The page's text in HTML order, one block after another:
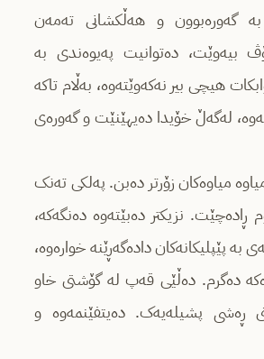
گەورەبوون و هەڵکشانی تەمەن
بیەوێت، دەتوانیت پەیوەندی بە
هیچی بیر نەکەوێتەوە، بەڵام تاکە
لەگەڵ خۆیدا دەیهێنێت و گەورەی
میاوەکان زۆرتر دەبن. پەلکی تەنک
نزیکتر دەبێتەوە دەنگەکە،
پێپلیکانەکان دادەگەڕێنە خوارەوە،
ده‌گرم. دەڵێی قەپ لە گۆشتی خاو
پشیلەیەک. دەیتفێنمەوە و